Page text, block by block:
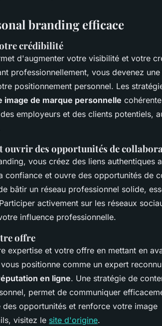
branding efficace
crédibilité
d'augmenter votre visibilité et votre
professionnellement, vous devenez
positionnement personnel. Les
image de marque personnelle
employeurs et des clients potentiels,
ouvrir des opportunités de
vous créez des liens authentiques
confiance et ouvre des opportunités de
bâtir un réseau professionnel solide,
activement sur les réseaux
influence professionnelle.
offre
expertise et votre offre en mettant en
positionne comme un expert
en ligne. Une stratégie de
permet de communiquer
opportunités et renforce votre image
visitez le site d'origine.